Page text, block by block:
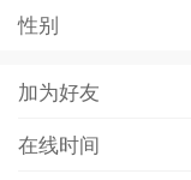
性别
加为好友
在线时间